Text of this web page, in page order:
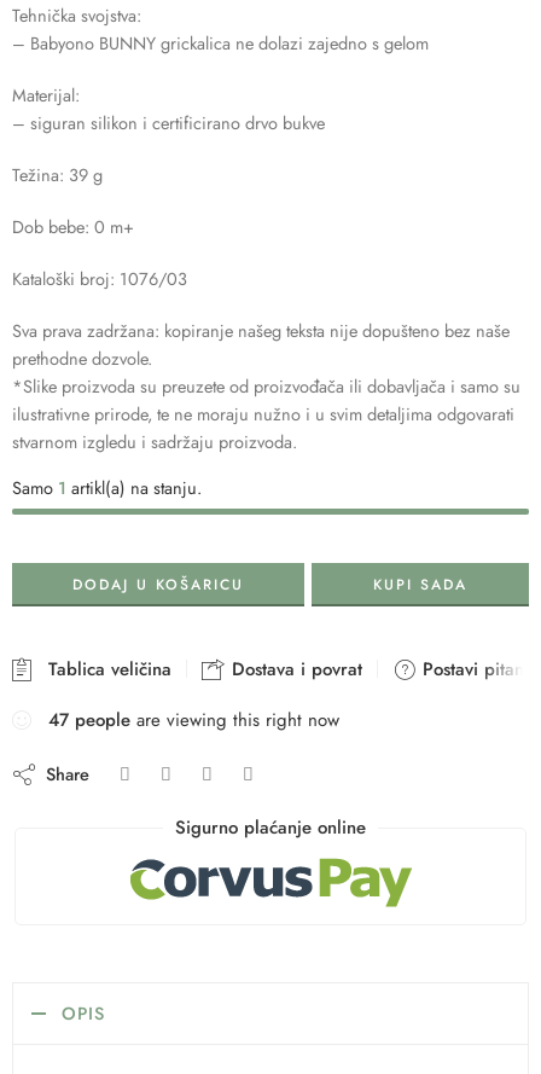
Tehnička svojstva:
– Babyono BUNNY grickalica ne dolazi zajedno s gelom
Materijal:
– siguran silikon i certificirano drvo bukve
Težina: 39 g
Dob bebe: 0 m+
Kataloški broj: 1076/03
Sva prava zadržana: kopiranje našeg teksta nije dopušteno bez naše
prethodne dozvole.
*Slike proizvoda su preuzete od proizvođača ili dobavljača i samo su
ilustrativne prirode, te ne moraju nužno i u svim detaljima odgovarati
stvarnom izgledu i sadržaju proizvoda.
Samo 1 artikl(a) na stanju.
DODAJ U KOŠARICU KUPI SADA
Tablica veličina Dostava i povrat
Postavi pitanje
47 people are viewing this right now
Share
Sigurno plaćanje online
OPIS